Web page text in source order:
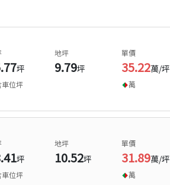
坪
位坪
地坪
9.79坪
單價
35.22萬/坪
萬
坪
位坪
地坪
10.52坪
單價
31.89萬/坪
萬